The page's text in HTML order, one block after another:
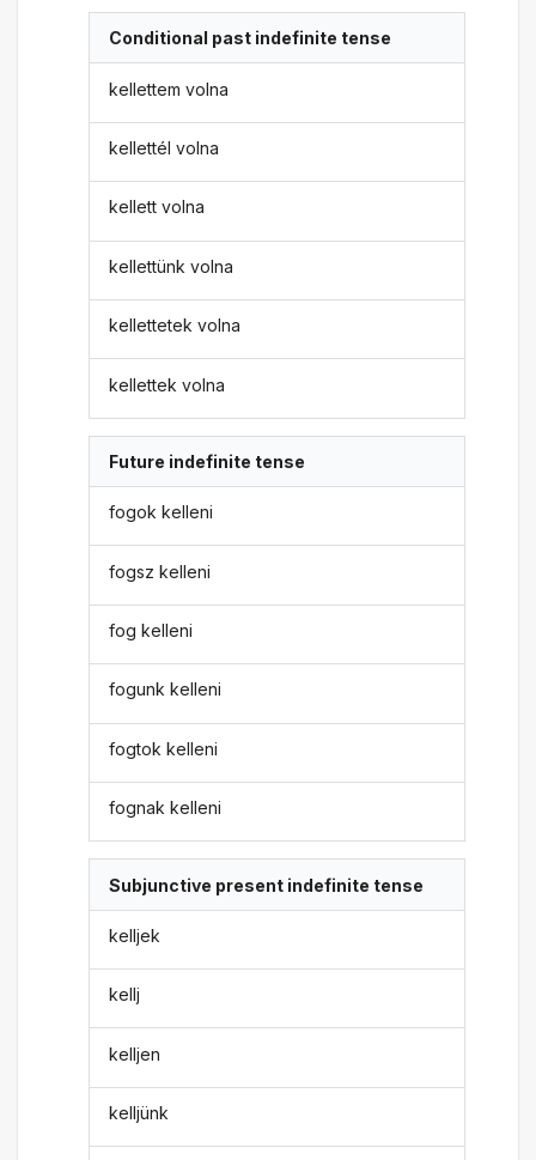
Conditional past indefinite tense
kellettem volna
kellettél volna
kellett volna
kellettünk volna
kellettetek volna
kellettek volna
Future indefinite tense
fogok kelleni
fogsz kelleni
fog kelleni
fogunk kelleni
fogtok kelleni
fognak kelleni
Subjunctive present indefinite tense
kelljek
kellj
kelljen
kelljünk